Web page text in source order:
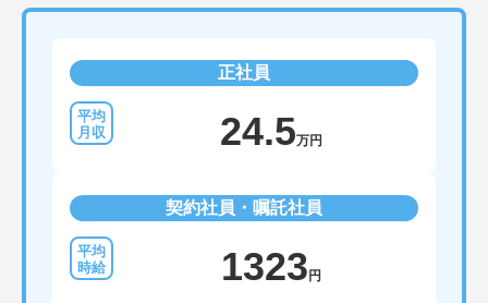
正社員
24.5万円
契約社員・嘱託社員
1323円